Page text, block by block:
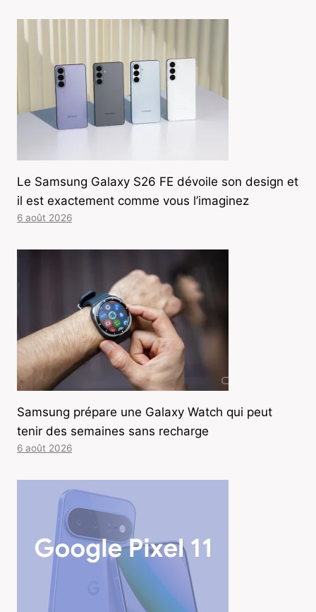
Le Samsung Galaxy S26 FE dévoile son design et
il est exactement comme vous l’imaginez
6 août 2026
Samsung prépare une Galaxy Watch qui peut
tenir des semaines sans recharge
6 août 2026